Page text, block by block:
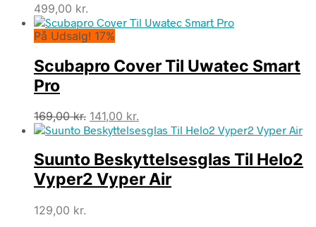
499,00 kr.
På Udsalg! 17%
Scubapro Cover Til Uwatec Smart
Pro
169,00kr. Den
oprindelige
var:
169,00 kr..
141,00 kr.
aktuelle
er:
141,00 kr..
Suunto Beskyttelsesglas Til Helo2
Vyper2 Vyper Air
129,00 kr.